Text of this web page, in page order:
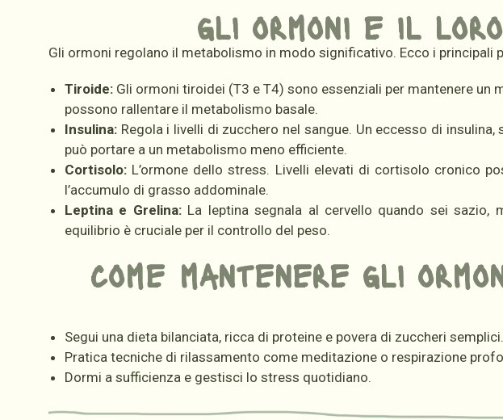
gli ormoni e il
Gli ormoni regolano il metabolismo in modo significativo. Ecco i principali
Tiroide:Gli ormoni tiroidei (T3 e T4) sono essenziali per mantenere un
possono rallentare il metabolismo basale.
Insulina:Regola i livelli di zucchero nel sangue. Un eccesso di
può portare a un metabolismo meno efficiente.
Cortisolo:L’ormone dello stress. Livelli elevati di cortisolo cronico
l’accumulo di grasso addominale.
Leptina e Grelina:La leptina segnala al cervello quando sei sazio,
equilibrio è cruciale per il controllo del peso.
come mantenere gli
Segui una dieta bilanciata, ricca di proteine e povera di zuccheri semplici.
Pratica tecniche di rilassamento come meditazione o respirazione
Dormi a sufficienza e gestisci lo stress quotidiano.